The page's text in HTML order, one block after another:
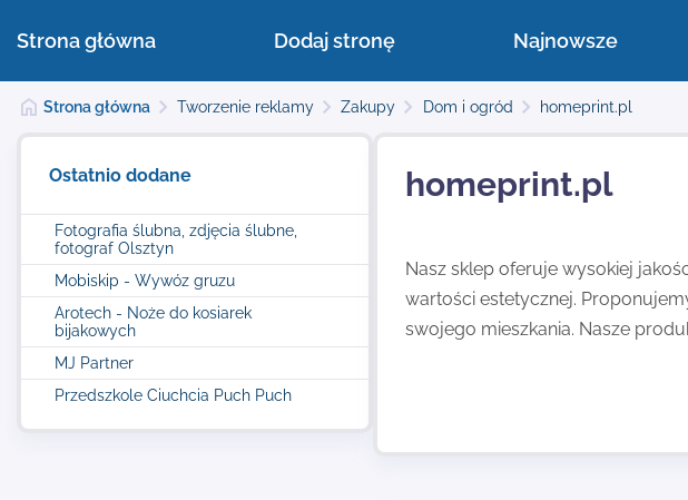
Strona główna Dodaj stronę Najnowsze
Strona główna Tworzenie reklamy Zakupy Dom i ogród homeprint.pl
Ostatnio dodane
Fotografia ślubna, zdjęcia ślubne,
fotograf Olsztyn
Mobiskip - Wywóz gruzu
Arotech - Noże do kosiarek
bijakowych
MJ Partner
Przedszkole Ciuchcia Puch Puch
homeprint.pl
Nasz sklep oferuje wysokiej
wartości estetycznej.
swojego mieszkania. Nasze